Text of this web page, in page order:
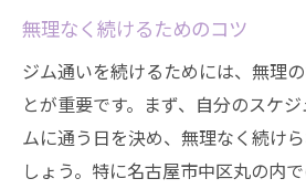
無理なく続けるためのコツ
ジム通いを続けるためには、無理
とが重要です。まず、自分のスケ
ムに通う日を決め、無理なく続け
しょう。特に名古屋市中区丸の内